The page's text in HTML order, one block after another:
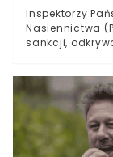
Inspektorzy
Nasiennictwa
sankcji,
importu
wpisuje się w
restrykcji
Rosji na